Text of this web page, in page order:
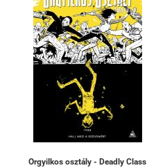
Orgyilkos osztály - Deadly Class